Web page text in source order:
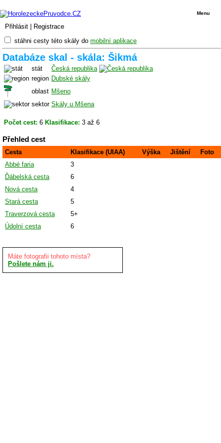
Přihlásit Registrace
Menu
stáhni cesty této skály do mobilní aplikace
Databáze skal - skála: Šikmá
stát
Česká republika
region Dubské skály
oblast Mšeno
sektor Skály u Mšena
Počet cest: 6 Klasifikace: 3 až 6
Přehled cest
Cesta Klasifikace (UIAA) Výška Jištění
Foto
Abbé faria
3
Ďábelská cesta
6
Nová cesta
4
Stará cesta
5
Traverzová cesta
5+
Údolní cesta
6
Máte fotografii tohoto místa?
Pošlete nám ji.